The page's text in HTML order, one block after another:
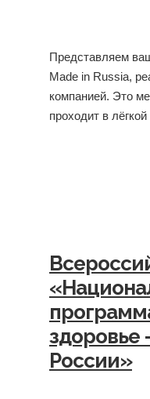
Представляем
Made in Russia,
компанией. Это
проходит в
России»